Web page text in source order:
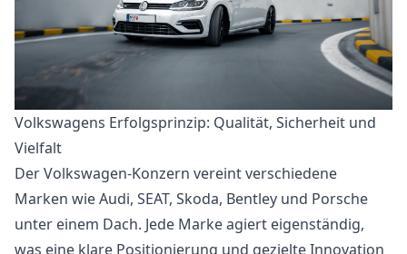
Volkswagens Erfolgsprinzip: Qualität, Sicherheit und
Vielfalt
Der Volkswagen-Konzern vereint verschiedene
Marken wie Audi, SEAT, Skoda, Bentley und Porsche
unter einem Dach. Jede Marke agiert eigenständig,
was eine klare Positionierung und gezielte Innovation